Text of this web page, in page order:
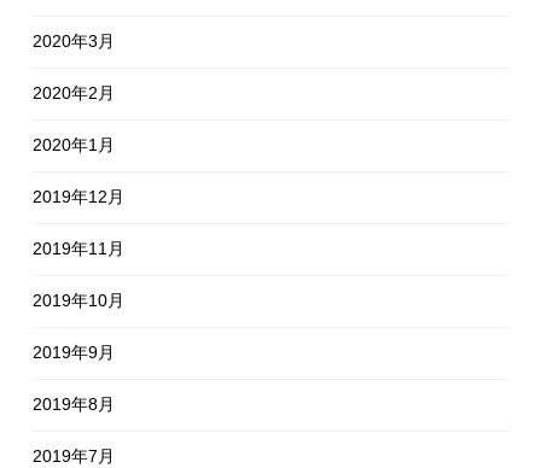
2020年3月
2020年2月
2020年1月
2019年12月
2019年11月
2019年10月
2019年9月
2019年8月
2019年7月